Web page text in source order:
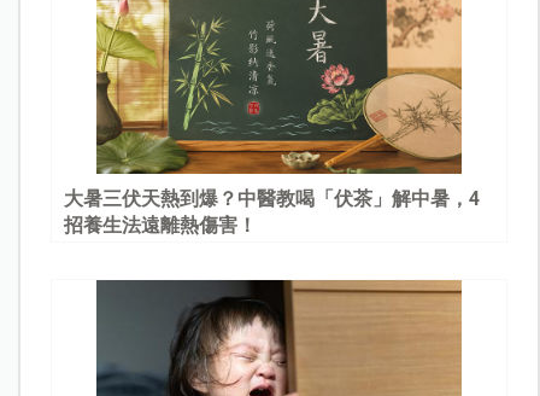
大暑三伏天熱到爆？中醫教喝「伏茶」解中暑，4
招養生法遠離熱傷害！